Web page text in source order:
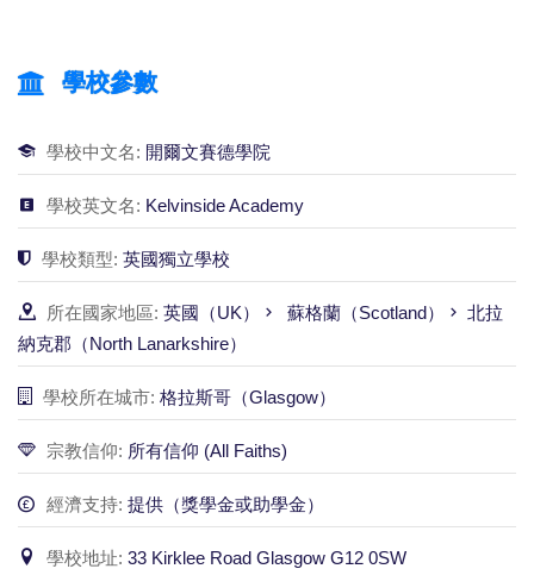
學校參數
學校中文名: 開爾文賽德學院
學校英文名: Kelvinside Academy
學校類型: 英國獨立學校
所在國家地區: 英國（UK） 蘇格蘭（Scotland）
北拉
納克郡（North Lanarkshire）
學校所在城市: 格拉斯哥（Glasgow）
宗教信仰: 所有信仰 (All Faiths)
經濟支持: 提供（獎學金或助學金）
學校地址: 33 Kirklee Road Glasgow G12 0SW